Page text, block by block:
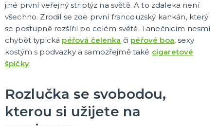
Balónky
Girlandy, lampiony a serpentýny
Konfety
Čepičky, svíčky, fontány, frkačky
Brčka
Kelímky, talířky a ubrousky
Dárkové krabičky
Helium, doplňky k balónkům
Rozlučka se svobodou
Baby shower pro budoucí maminky
Svatby
Fotokoutek
Párty pro děti
Párty pro dospělé
Napichovátka a košíčky na cupcakes
Slavnostní stolování
Ubrusy
Párty v barvách
Stuhy a mašle
Doplňky pro oslavence
Piñaty
DALŠÍ KATEGORIE
jiné první veřejný striptýz na světě. A to zdaleka není
všechno. Zrodil se zde první francouzský kankán, který
se postupně rozšířil po celém světě. Tanečnicím nesmí
chybět typická péřová čelenka či péřové boa, sexy
kostým s podvazky a samozřejmě také cigaretové
špičky.
Rozlučka se svobodou,
kterou si užijete na